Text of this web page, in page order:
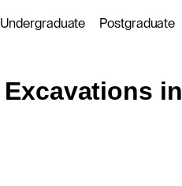
Undergraduate Postgraduate
Excavations in